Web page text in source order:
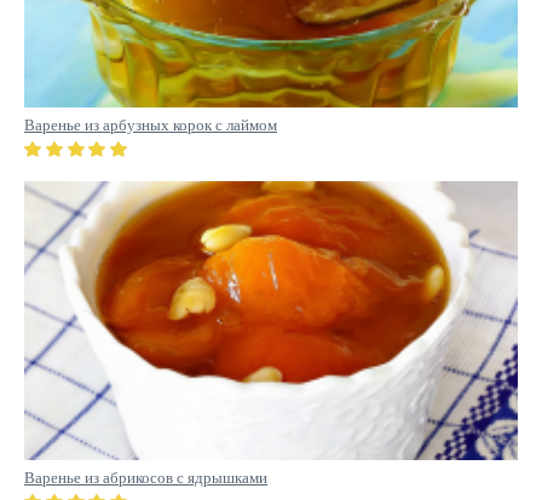
Варенье из арбузных корок с лаймом
Варенье из абрикосов с ядрышками